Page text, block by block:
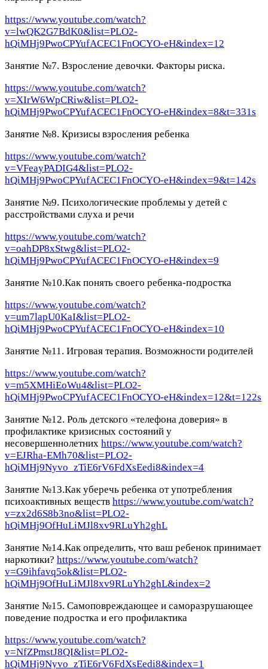
https://www.youtube.com/watch?
v=lwQK2G7BdK0&list=PLO2-
hQiMHj9PwoCPYufACEC1FnOCYO-eH&index=12
Занятие №7. Взросление девочки. Факторы риска.
https://www.youtube.com/watch?
v=XIrW6WpCRiw&list=PLO2-
hQiMHj9PwoCPYufACEC1FnOCYO-eH&index=8&t=331s
Занятие №8. Кризисы взросления ребенка
https://www.youtube.com/watch?
v=VFeayPADIG4&list=PLO2-
hQiMHj9PwoCPYufACEC1FnOCYO-eH&index=9&t=142s
Занятие №9. Психологические проблемы у детей с
расстройствами слуха и речи
https://www.youtube.com/watch?
v=oahDP8xStwg&list=PLO2-
hQiMHj9PwoCPYufACEC1FnOCYO-eH&index=9
Занятие №10.Как понять своего ребенка-подростка
https://www.youtube.com/watch?
v=um7lapU0KaI&list=PLO2-
hQiMHj9PwoCPYufACEC1FnOCYO-eH&index=10
Занятие №11. Игровая терапия. Возможности родителей
https://www.youtube.com/watch?
v=m5XMHiEoWu4&list=PLO2-
hQiMHj9PwoCPYufACEC1FnOCYO-eH&index=12&t=122s
Занятие №12. Роль детского «телефона доверия» в
профилактике кризисных состояний у
несовершеннолетних https://www.youtube.com/watch?
v=EJRha-EMh70&list=PLO2-
hQiMHj9Nyvo_zTiE6rV6FdXsEedi8&index=4
Занятие №13.Как уберечь ребенка от употребления
психоактивных веществ https://www.youtube.com/watch?
v=zx2d6S8b3no&list=PLO2-
hQiMHj9OfHuLiMJl8xv9RLuYh2ghL
Занятие №14.Как определить, что ваш ребенок принимает
наркотики? https://www.youtube.com/watch?
v=G9ihfavq5ok&list=PLO2-
hQiMHj9OfHuLiMJl8xv9RLuYh2ghL&index=2
Занятие №15. Самоповреждающее и саморазрушающее
поведение подростка и его профилактика
https://www.youtube.com/watch?
v=NfZPmstJ8QI&list=PLO2-
hQiMHj9Nyvo_zTiE6rV6FdXsEedi8&index=1